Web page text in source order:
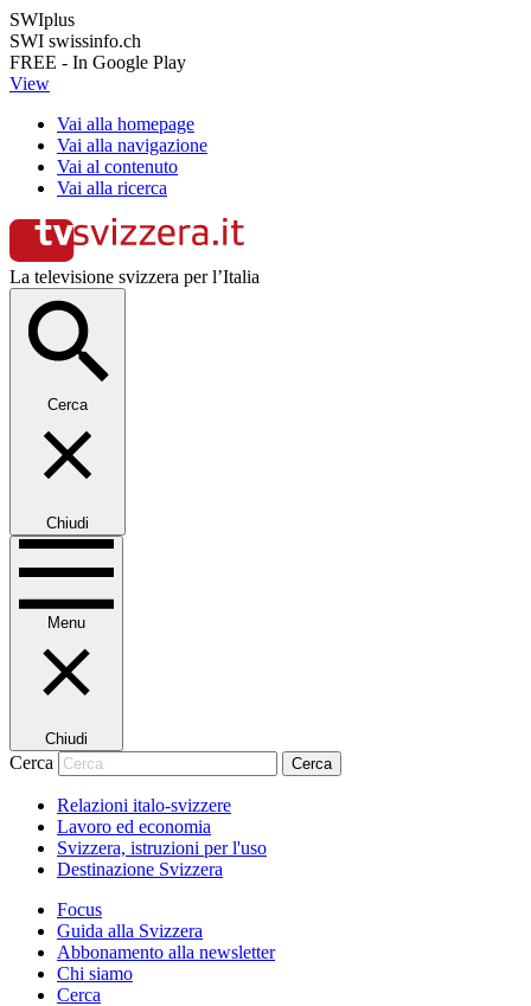
SWIplus
SWI swissinfo.ch
FREE - In Google Play
View
Vai alla homepage
Vai alla navigazione
Vai al contenuto
Vai alla ricerca
La televisione svizzera per l’Italia
Cerca
Chiudi
Menu
Chiudi
Cerca Cerca
Relazioni italo-svizzere
Lavoro ed economia
Svizzera, istruzioni per l'uso
Destinazione Svizzera
Focus
Guida alla Svizzera
Abbonamento alla newsletter
Chi siamo
Cerca